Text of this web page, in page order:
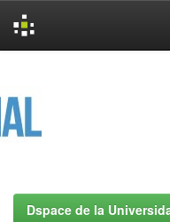
Dspace de la